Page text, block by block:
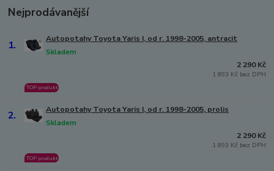
Nejprodávanější
1. Autopotahy Toyota Yaris I, od r. 1998-2005, antracit
Skladem
TOP produkt
2 290 Kč
1 893 Kč bez DPH
2. Autopotahy Toyota Yaris I, od r. 1998-2005, prolis
Skladem
TOP produkt
2 290 Kč
1 893 Kč bez DPH